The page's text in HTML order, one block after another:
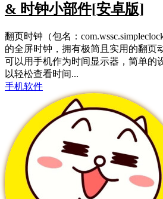
& 时钟小部件[安卓版]
翻页时钟（包名：
的全屏时钟，拥有极简且实用的翻页
可以用手机作为时间显示器，简单的
以轻松查看时间...
手机软件